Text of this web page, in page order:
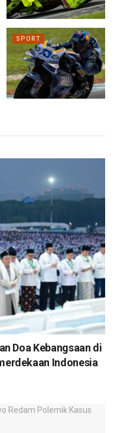
SPORT
Doa Kebangsaan di
Indonesia